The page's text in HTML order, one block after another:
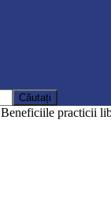
Beneficiile practicii